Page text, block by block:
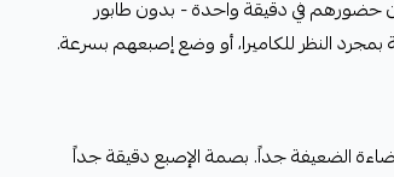
ثانية يعني 60 موظف يسجلون حضورهم في دقيقة واحدة - بدون طابور
النظر للكاميرا، أو وضع إصبعهم بسرعة.
الضعيفة جداً. بصمة الإصبع دقيقة جداً